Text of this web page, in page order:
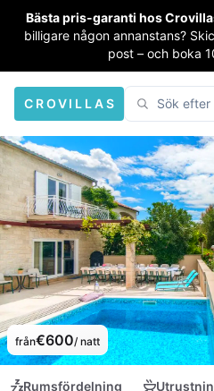
Bästa pris-garanti hos
billigare någon annanstans?
post – och boka
CROVILLAS
från€600/ natt
Rumsfördelning